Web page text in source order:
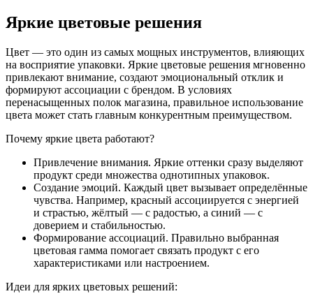
Яркие цветовые решения
Цвет — это один из самых мощных инструментов, влияющих
на восприятие упаковки. Яркие цветовые решения мгновенно
привлекают внимание, создают эмоциональный отклик и
формируют ассоциации с брендом. В условиях
перенасыщенных полок магазина, правильное использование
цвета может стать главным конкурентным преимуществом.
Почему яркие цвета работают?
Привлечение внимания. Яркие оттенки сразу выделяют
продукт среди множества однотипных упаковок.
Создание эмоций. Каждый цвет вызывает определённые
чувства. Например, красный ассоциируется с энергией
и страстью, жёлтый — с радостью, а синий — с
доверием и стабильностью.
Формирование ассоциаций. Правильно выбранная
цветовая гамма помогает связать продукт с его
характеристиками или настроением.
Идеи для ярких цветовых решений: